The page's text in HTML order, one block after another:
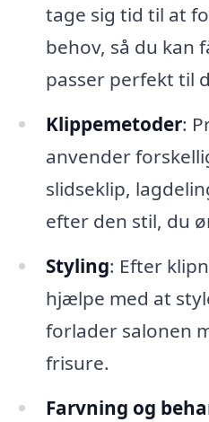
tage sig tid til at
behov, så du kan
passer perfekt til
Klippemetoder:
anvender
slidseklip,
efter den stil, du
Styling: Efter
hjælpe med at
forlader salonen
frisure.
Farvning og